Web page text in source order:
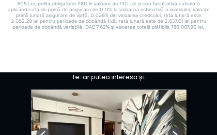
Te-ar putea interesa și: